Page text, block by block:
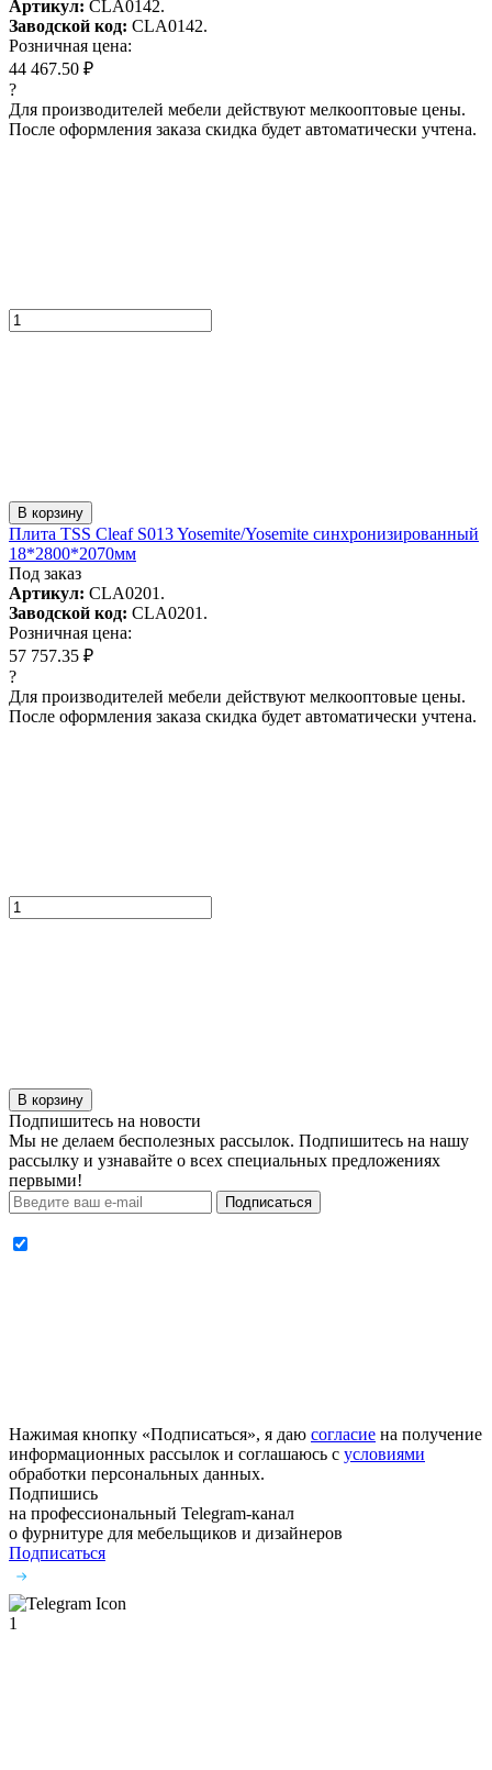
Артикул: CLA0142.
Заводской код: CLA0142.
Розничная цена:
44 467.50 ₽
?
Для производителей мебели действуют мелкооптовые цены.
После оформления заказа скидка будет автоматически учтена.
В корзину
Плита TSS Cleaf S013 Yosemite/Yosemite синхронизированный
18*2800*2070мм
Под заказ
Артикул: CLA0201.
Заводской код: CLA0201.
Розничная цена:
57 757.35 ₽
?
Для производителей мебели действуют мелкооптовые цены.
После оформления заказа скидка будет автоматически учтена.
В корзину
Подпишитесь на новости
Мы не делаем бесполезных рассылок. Подпишитесь на нашу
рассылку и узнавайте о всех специальных предложениях
первыми!
Подписаться
Нажимая кнопку «Подписаться», я даю согласие на получение
информационных рассылок и соглашаюсь с условиями
обработки персональных данных.
Подпишись
на профессиональный Telegram-канал
о фурнитуре для мебельщиков и дизайнеров
Подписаться
1